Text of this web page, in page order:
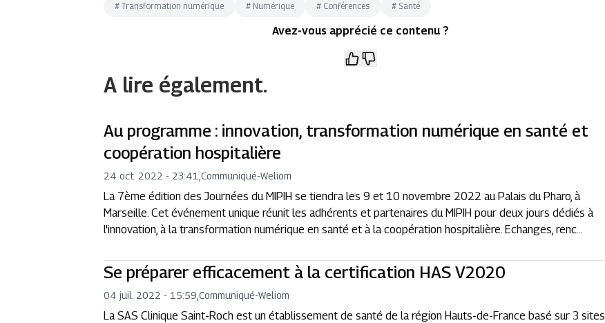
#Transformation numérique # Numérique # Conférences # Santé
Avez-vous apprécié ce contenu ?
A lire également.
Au programme : innovation, transformation numérique en santé et
coopération hospitalière
24 oct. 2022 - 23:41 ,Communiqué-Weliom
La 7ème édition des Journées du MIPIH se tiendra les 9 et 10 novembre 2022 au Palais du Pharo, à
Marseille. Cet événement unique réunit les adhérents et partenaires du MIPIH pour deux jours dédiés à
l'innovation, à la transformation numérique en santé et à la coopération hospitalière. Echanges, renc...
Se préparer efficacement à la certification HAS V2020
04 juil. 2022 - 15:59 ,Communiqué-Weliom
La SAS Clinique Saint-Roch est un établissement de santé de la région Hauts-de-France basé sur 3 sites